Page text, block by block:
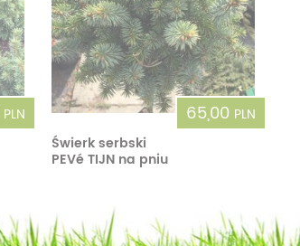
PLN
65,00 PLN
Świerk serbski
PEVé TIJN na pniu